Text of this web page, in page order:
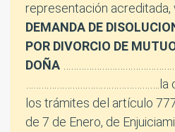
representación acreditada,
DEMANDA DE
POR DIVORCIO DE
DOÑA
…………………………………………….la
los trámites del artículo
de 7 de Enero, de